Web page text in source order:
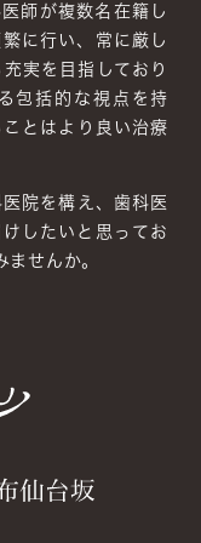
師が複数名在籍し
に行い、常に厳し
実を目指しており
包括的な視点を持
とはより良い治療
院を構え、歯科医
したいと思ってお
ませんか。